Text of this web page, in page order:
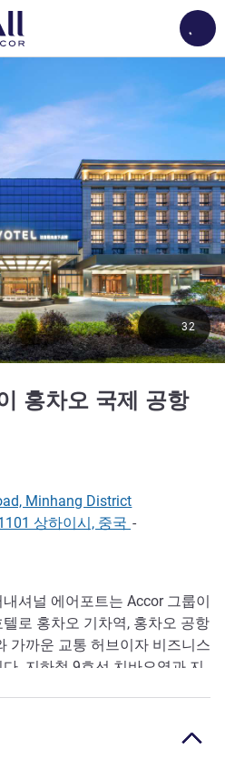
홍차오 국제 공항4성
32
Minhang District
상하이시, 중국 -
셔널 에어포트는 Accor 그룹이
로 홍차오 기차역, 홍차오 공항
가까운 교통 허브이자 비즈니스
. 지하철 9호선 치바오역과 지